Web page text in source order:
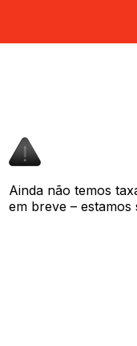
Ainda não temos
em breve –